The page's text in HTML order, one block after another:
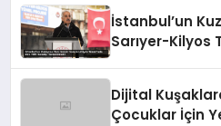
İstanbul’un
Sarıyer-Kilyos
Dijital
Çocuklar İçin